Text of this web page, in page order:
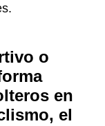
o
en
el